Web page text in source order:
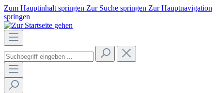
Zum Hauptinhalt springen Zur Suche springen Zur Hauptnavigation
springen